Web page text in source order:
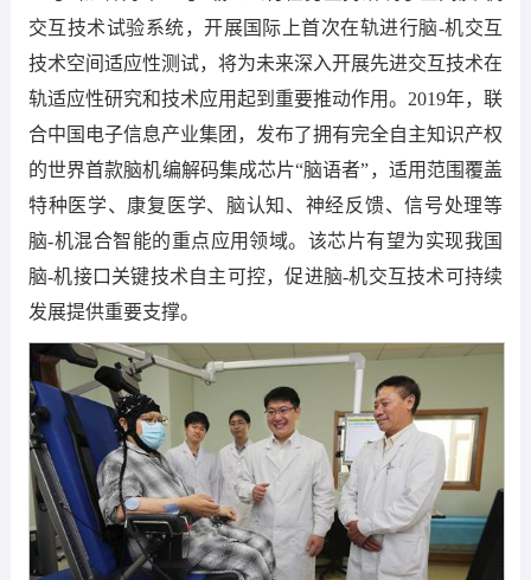
交互技术试验系统，开展国际上首次在轨进行脑-机交互
技术空间适应性测试，将为未来深入开展先进交互技术在
轨适应性研究和技术应用起到重要推动作用。2019年，联
合中国电子信息产业集团，发布了拥有完全自主知识产权
的世界首款脑机编解码集成芯片“脑语者”，适用范围覆盖
特种医学、康复医学、脑认知、神经反馈、信号处理等
脑-机混合智能的重点应用领域。该芯片有望为实现我国
脑-机接口关键技术自主可控，促进脑-机交互技术可持续
发展提供重要支撑。